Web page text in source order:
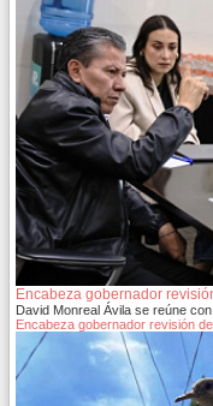
Encabeza gobernador
David Monreal Ávila se reúne
Encabeza gobernador revisión